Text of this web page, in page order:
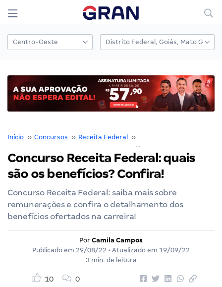
Início ›› Concursos ›› Receita Federal ››
Concurso Receita Federal: quais
são os benefícios? Confira!
Concurso Receita Federal: saiba mais sobre
remunerações e confira o detalhamento dos
benefícios ofertados na carreira!
Por Camila Campos
Publicado em 29/08/22 • Atualizado em 19/09/22
3 min. de leitura
10 0